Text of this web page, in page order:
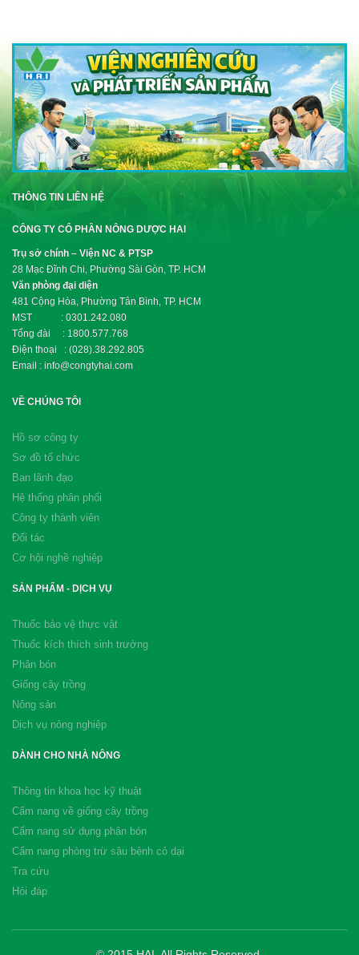
THÔNG TIN LIÊN HỆ
CÔNG TY CỔ PHẦN NÔNG DƯỢC HAI
Trụ sở chính – Viện NC & PTSP
28 Mạc Đĩnh Chi, Phường Sài Gòn, TP. HCM
Văn phòng đại diện
481 Cộng Hòa, Phường Tân Bình, TP. HCM
MST : 0301.242.080
Tổng đài : 1800.577.768
Điện thoại : (028).38.292.805
Email : info@congtyhai.com
VỀ CHÚNG TÔI
Hồ sơ công ty
Sơ đồ tổ chức
Ban lãnh đạo
Hệ thống phân phối
Công ty thành viên
Đối tác
Cơ hội nghề nghiệp
SẢN PHẨM - DỊCH VỤ
Thuốc bảo vệ thực vật
Thuốc kích thích sinh trưởng
Phân bón
Giống cây trồng
Nông sản
Dịch vụ nông nghiệp
DÀNH CHO NHÀ NÔNG
Thông tin khoa học kỹ thuật
Cẩm nang về giống cây trồng
Cẩm nang sử dụng phân bón
Cẩm nang phòng trừ sâu bệnh cỏ dại
Tra cứu
Hỏi đáp